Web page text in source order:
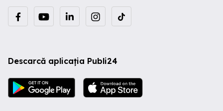
Descarcă aplicația Publi24